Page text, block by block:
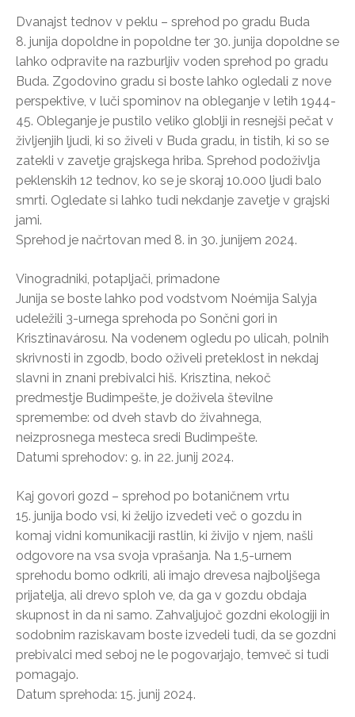
Dvanajst tednov v peklu – sprehod po gradu Buda
8. junija dopoldne in popoldne ter 30. junija dopoldne se
lahko odpravite na razburljiv voden sprehod po gradu
Buda. Zgodovino gradu si boste lahko ogledali z nove
perspektive, v luči spominov na obleganje v letih 1944-
45. Obleganje je pustilo veliko globlji in resnejši pečat v
življenjih ljudi, ki so živeli v Buda gradu, in tistih, ki so se
zatekli v zavetje grajskega hriba. Sprehod podoživlja
peklenskih 12 tednov, ko se je skoraj 10.000 ljudi balo
smrti. Ogledate si lahko tudi nekdanje zavetje v grajski
jami.
Sprehod je načrtovan med 8. in 30. junijem 2024.
Vinogradniki, potapljači, primadone
Junija se boste lahko pod vodstvom Noémija Salyja
udeležili 3-urnega sprehoda po Sončni gori in
Krisztinavárosu. Na vodenem ogledu po ulicah, polnih
skrivnosti in zgodb, bodo oživeli preteklost in nekdaj
slavni in znani prebivalci hiš. Krisztina, nekoč
predmestje Budimpešte, je doživela številne
spremembe: od dveh stavb do živahnega,
neizprosnega mesteca sredi Budimpešte.
Datumi sprehodov: 9. in 22. junij 2024.
Kaj govori gozd – sprehod po botaničnem vrtu
15. junija bodo vsi, ki želijo izvedeti več o gozdu in
komaj vidni komunikaciji rastlin, ki živijo v njem, našli
odgovore na vsa svoja vprašanja. Na 1,5-urnem
sprehodu bomo odkrili, ali imajo drevesa najboljšega
prijatelja, ali drevo sploh ve, da ga v gozdu obdaja
skupnost in da ni samo. Zahvaljujoč gozdni ekologiji in
sodobnim raziskavam boste izvedeli tudi, da se gozdni
prebivalci med seboj ne le pogovarjajo, temveč si tudi
pomagajo.
Datum sprehoda: 15. junij 2024.